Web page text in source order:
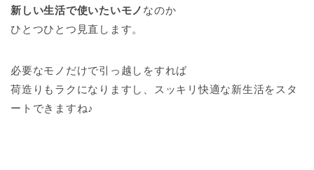
新しい生活で使いたいモノ なのか
ひとつひとつ見直します。
必要なモノだけで引っ越しをすれば
荷造りもラクになりますし、スッキリ快適な新生活をスタ
ートできますね♪